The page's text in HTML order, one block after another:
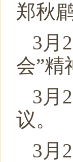
郑秋
3月
会”精
3月
议。
3月